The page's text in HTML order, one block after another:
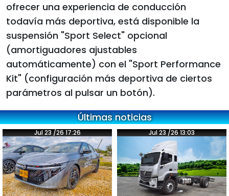
ofrecer una experiencia de conducción
todavía más deportiva, está disponible la
suspensión "Sport Select" opcional
(amortiguadores ajustables
automáticamente) con el "Sport Performance
Kit" (configuración más deportiva de ciertos
parámetros al pulsar un botón).
Últimas noticias
Jul 23 /26 17:26 Jul 23 /26 13:03